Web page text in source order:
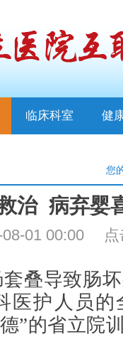
临床科室 健
您
治 病弃婴
08-01 00:00 点
叠导致肠
医护人员的
”的省立院